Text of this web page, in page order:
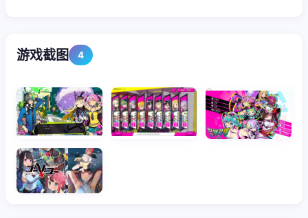
游戏截图 4